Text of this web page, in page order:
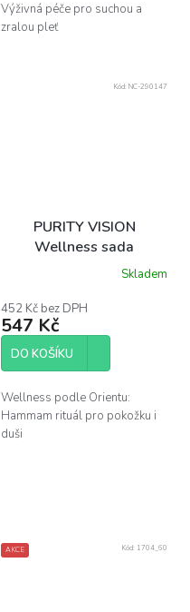
Výživná péče pro suchou a
zralou pleť
PURITY VISION
Wellness sada
produktu
je
5,0
5
Skladem
452 Kč bez DPH
547 Kč
DO KOŠÍKU
Wellness podle Orientu:
Hammam rituál pro pokožku i
duši
Kód: NC-290147
AKCE Kód: 1704_60